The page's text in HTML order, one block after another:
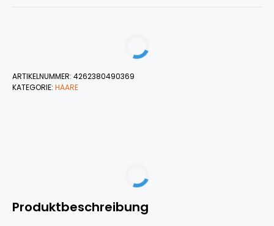
ARTIKELNUMMER: 4262380490369
KATEGORIE: HAARE
Produktbeschreibung